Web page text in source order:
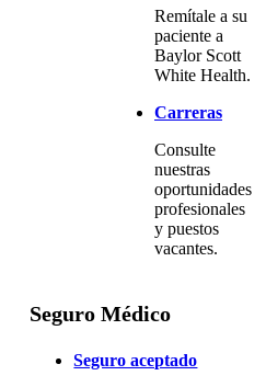
Remítale a su
paciente a
Baylor Scott
White Health.
Carreras
Consulte
nuestras
oportunidades
profesionales
y puestos
vacantes.
Seguro Médico
Seguro aceptado